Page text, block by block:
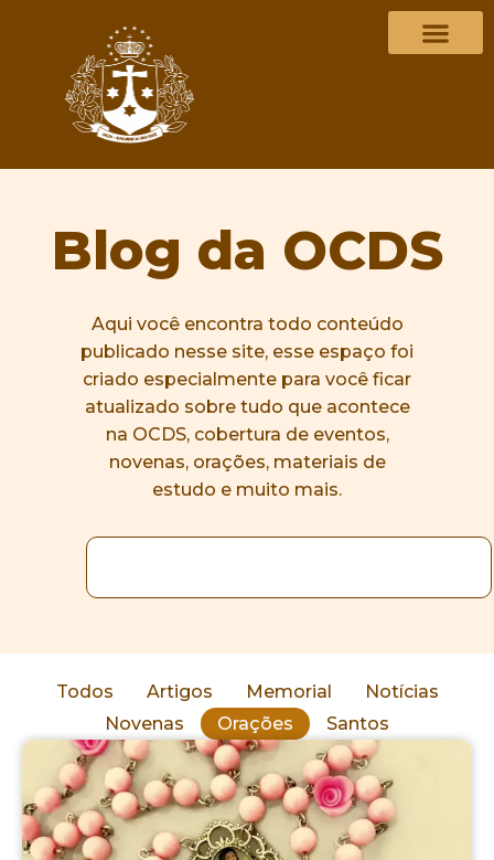
Blog da OCDS
Aqui você encontra todo conteúdo
publicado nesse site, esse espaço foi
criado especialmente para você ficar
atualizado sobre tudo que acontece
na OCDS, cobertura de eventos,
novenas, orações, materiais de
estudo e muito mais.
Artigos Memorial
Notícias
Novenas
Orações Santos
Todos